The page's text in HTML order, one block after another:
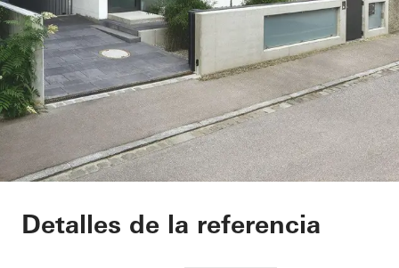
Private Home
Detalles de la referencia